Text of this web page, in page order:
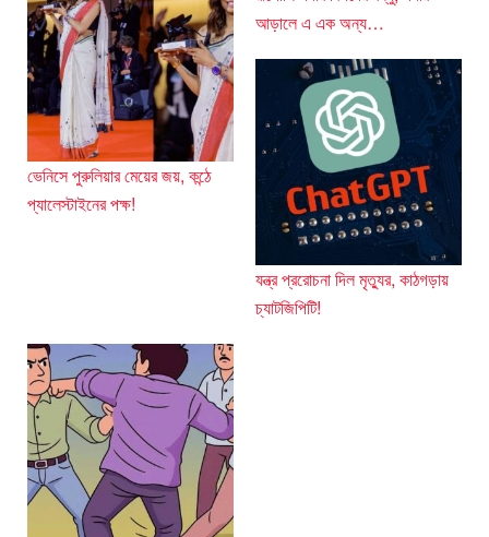
ভেনিসে পুরুলিয়ার মেয়ের জয়, কন্ঠে
প্যালেস্টাইনের পক্ষ!
আড়ালে এ এক অন্য…
যন্ত্র প্ররোচনা দিল মৃত্যুর, কাঠগড়ায়
চ্যাটজিপিটি!